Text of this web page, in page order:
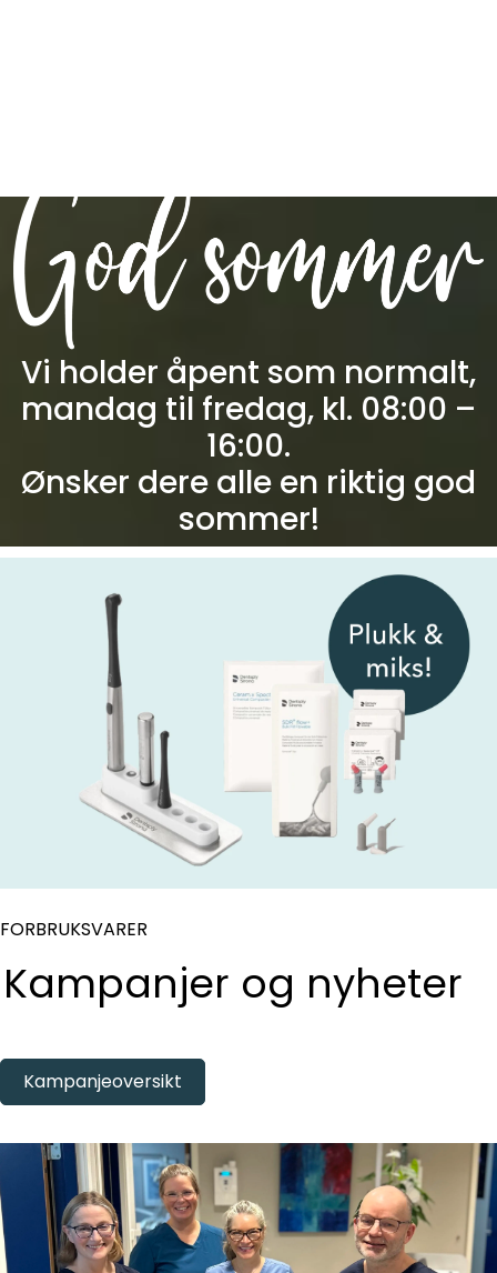
Vi holder åpent som normalt,
mandag til fredag, kl. 08:00 –
16:00.
Ønsker dere alle en riktig god
sommer!
FORBRUKSVARER
Kampanjer og nyheter
Kampanjeoversikt
Småutstyr
Utstyr
Klinikkplanlegging / Innredning
Service